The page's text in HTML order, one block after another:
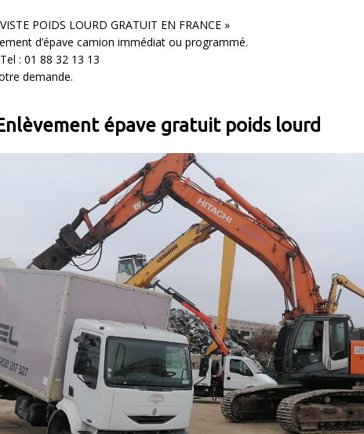
POIDS LOURD GRATUIT EN FRANCE »
d’épave camion immédiat ou programmé.
: 01 88 32 13 13
demande.
épave gratuit poids lourd